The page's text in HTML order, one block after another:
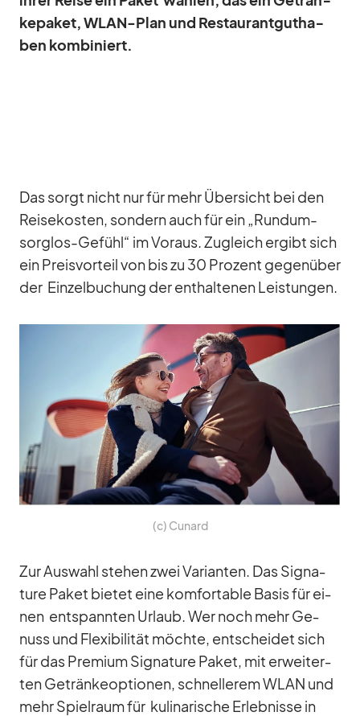
ke­pa­ket, WLAN-Plan und Re­stau­rant­gut­ha­
ben kom­bi­niert.
Das sorgt nicht nur für mehr Über­sicht bei den
Rei­se­kos­ten, son­dern auch für ein „Rundum-
sorg­los-Ge­fühl“ im Vor­aus. Zu­gleich er­gibt sich
ein Preis­vor­teil von bis zu 30 Pro­zent ge­gen­über
der Ein­zel­bu­chung der ent­hal­te­nen Leis­tun­gen.
(c) Cu­nard
Zur Aus­wahl ste­hen zwei Va­ri­an­ten. Das Si­gna­
ture Pa­ket bie­tet eine kom­for­ta­ble Ba­sis für ei­
nen ent­spann­ten Ur­laub. Wer noch mehr Ge­
nuss und Fle­xi­bi­li­tät möchte, ent­schei­det sich
für das Pre­mium Si­gna­ture Pa­ket, mit er­wei­ter­
ten Ge­trän­ke­op­tio­nen, schnel­le­rem WLAN und
mehr Spiel­raum für ku­li­na­ri­sche Er­leb­nisse in